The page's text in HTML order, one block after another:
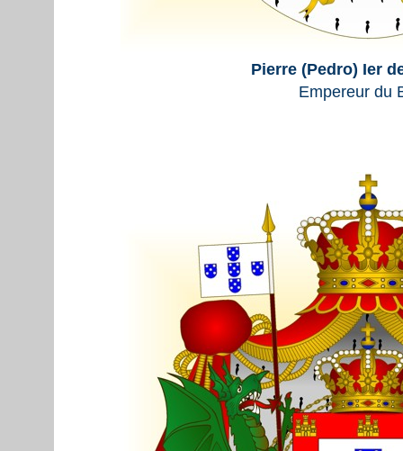
Pierre (Pedro) Ier
Empereur du